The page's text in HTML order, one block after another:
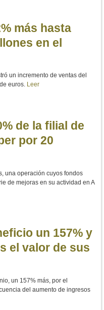
más hasta
en el
un incremento de ventas del
euros. Leer
de la filial de
por 20
una operación cuyos fondos
de mejoras en su actividad en A
un 157% y
el valor de sus
un 157% más, por el
del aumento de ingresos